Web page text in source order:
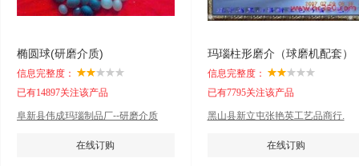
椭圆球(研磨介质)
信息完整度：
已有14897关注该产品
阜新县伟成玛瑙制品厂--研磨介质
在线订购
玛瑙柱形磨介（球磨机配套）
信息完整度：
已有7795关注该产品
黑山县新立屯张艳英工艺品商行.
在线订购